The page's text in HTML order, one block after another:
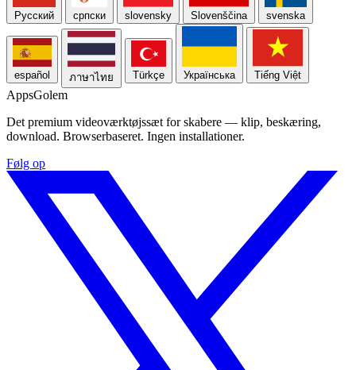
Русский српски slovensky Slovenščina svenska
español ภาษาไทย Türkçe Українська Tiếng Việt
AppsGolem
Det premium videoværktøjssæt for skabere — klip, beskæring,
download. Browserbaseret. Ingen installationer.
Følg op